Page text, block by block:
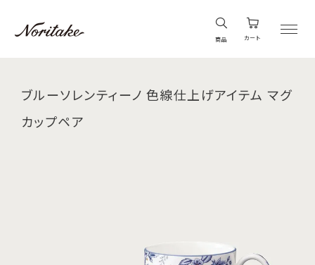
商品 カート
ブルーソレンティーノ 色線仕上げアイテム マグ
カップペア